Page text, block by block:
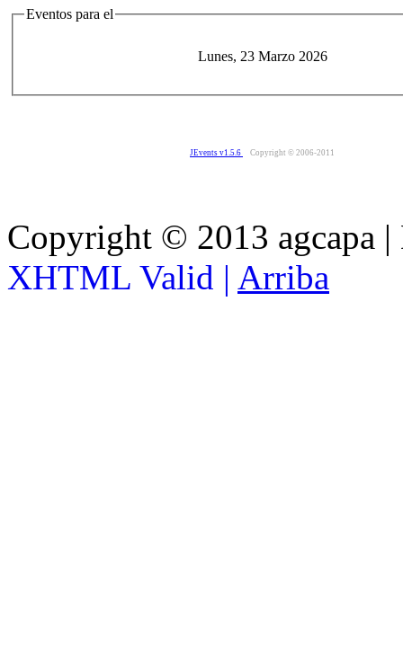
Eventos para el
Lunes, 23 Marzo 2026
JEvents v1.5.6 Copyright © 2006-2011
Copyright © 2013 agcapa
XHTML Valid | Arriba